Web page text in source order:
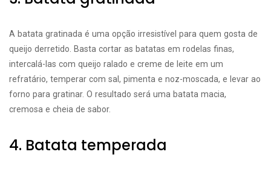
A batata gratinada é uma opção irresistível para quem gosta de
queijo derretido. Basta cortar as batatas em rodelas finas,
intercalá-las com queijo ralado e creme de leite em um
refratário, temperar com sal, pimenta e noz-moscada, e levar ao
forno para gratinar. O resultado será uma batata macia,
cremosa e cheia de sabor.
4. Batata temperada